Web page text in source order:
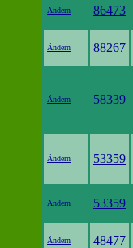
Ändern 86473
Ändern 88267
Ändern 58339
Ändern 53359
Ändern 53359
Ändern 48477